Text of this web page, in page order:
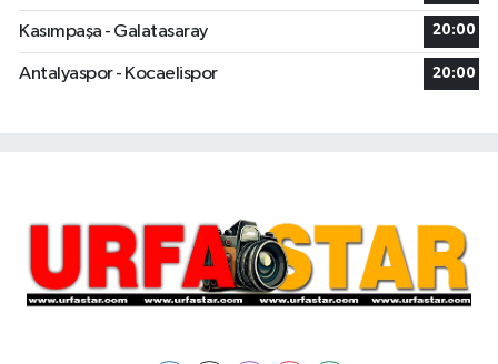
Kasımpaşa - Galatasaray 20:00
Antalyaspor - Kocaelispor 20:00